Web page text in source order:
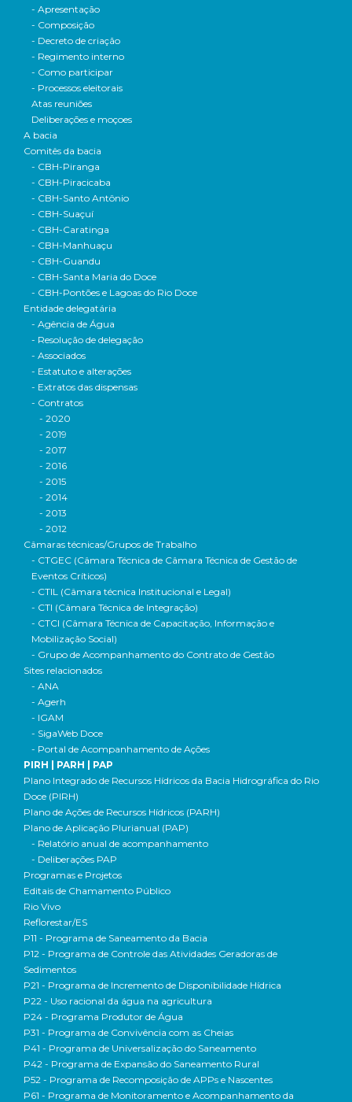
- Apresentação
- Composição
- Decreto de criação
- Regimento interno
- Como participar
- Processos eleitorais
Atas reuniões
Deliberações e moçoes
A bacia
Comitês da bacia
- CBH-Piranga
- CBH-Piracicaba
- CBH-Santo Antônio
- CBH-Suaçuí
- CBH-Caratinga
- CBH-Manhuaçu
- CBH-Guandu
- CBH-Santa Maria do Doce
- CBH-Pontões e Lagoas do Rio Doce
Entidade delegatária
- Agência de Água
- Resolução de delegação
- Associados
- Estatuto e alterações
- Extratos das dispensas
- Contratos
- 2020
- 2019
- 2017
- 2016
- 2015
- 2014
- 2013
- 2012
Câmaras técnicas/Grupos de Trabalho
- CTGEC (Câmara Técnica de Câmara Técnica de Gestão de
Eventos Críticos)
- CTIL (Câmara técnica Institucional e Legal)
- CTI (Câmara Técnica de Integração)
- CTCI (Câmara Técnica de Capacitação, Informação e
Mobilização Social)
- Grupo de Acompanhamento do Contrato de Gestão
Sites relacionados
- ANA
- Agerh
- IGAM
- SigaWeb Doce
- Portal de Acompanhamento de Ações
PIRH | PARH | PAP
Plano Integrado de Recursos Hídricos da Bacia Hidrográfica do Rio
Doce (PIRH)
Plano de Ações de Recursos Hídricos (PARH)
Plano de Aplicação Plurianual (PAP)
- Relatório anual de acompanhamento
- Deliberações PAP
Programas e Projetos
Editais de Chamamento Público
Rio Vivo
Reflorestar/ES
P11 - Programa de Saneamento da Bacia
P12 - Programa de Controle das Atividades Geradoras de
Sedimentos
P21 - Programa de Incremento de Disponibilidade Hídrica
P22 - Uso racional da água na agricultura
P24 - Programa Produtor de Água
P31 - Programa de Convivência com as Cheias
P41 - Programa de Universalização do Saneamento
P42 - Programa de Expansão do Saneamento Rural
P52 - Programa de Recomposição de APPs e Nascentes
P61 - Programa de Monitoramento e Acompanhamento da